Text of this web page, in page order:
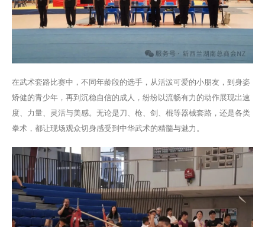
在武术套路比赛中，不同年龄段的选手，从活泼可爱的小朋友，到身姿
矫健的青少年，再到沉稳自信的成人，纷纷以流畅有力的动作展现出速
度、力量、灵活与美感。无论是刀、枪、剑、棍等器械套路，还是各类
拳术，都让现场观众切身感受到中华武术的精髓与魅力。